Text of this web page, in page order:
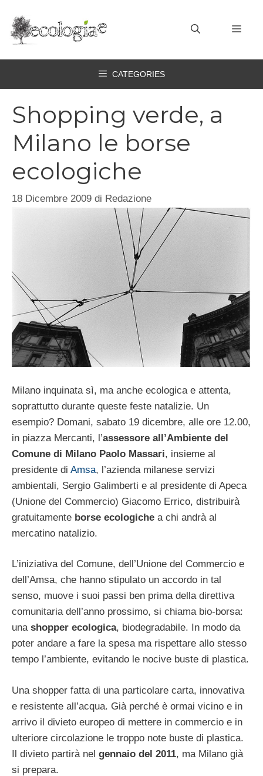
contenuto
CATEGORIES
Shopping verde, a
Milano le borse
ecologiche
18 Dicembre 2009 di Redazione
Milano inquinata sì, ma anche ecologica e attenta,
soprattutto durante queste feste natalizie. Un
esempio? Domani, sabato 19 dicembre, alle ore 12.00,
in piazza Mercanti, l’assessore all’Ambiente del
Comune di Milano Paolo Massari, insieme al
presidente di Amsa, l’azienda milanese servizi
ambientali, Sergio Galimberti e al presidente di Apeca
(Unione del Commercio) Giacomo Errico, distribuirà
gratuitamente borse ecologiche a chi andrà al
mercatino natalizio.
L’iniziativa del Comune, dell’Unione del Commercio e
dell’Amsa, che hanno stipulato un accordo in tal
senso, muove i suoi passi ben prima della direttiva
comunitaria dell’anno prossimo, si chiama bio-borsa:
una shopper ecologica, biodegradabile. In modo da
poter andare a fare la spesa ma rispettare allo stesso
tempo l’ambiente, evitando le nocive buste di plastica.
Una shopper fatta di una particolare carta, innovativa
e resistente all’acqua. Già perché è ormai vicino e in
arrivo il divieto europeo di mettere in commercio e in
ulteriore circolazione le troppo note buste di plastica.
Il divieto partirà nel gennaio del 2011, ma Milano già
si prepara.